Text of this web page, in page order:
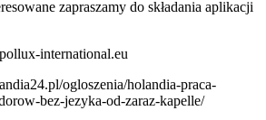
zapraszamy do składania aplikacji
international.eu
ogloszenia/holandia-praca-
bez-jezyka-od-zaraz-kapelle/